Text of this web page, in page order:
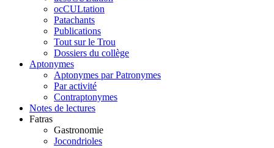
ocCULtation
Patachants
Publications
Tout sur le Trou
Dossiers du collège
Aptonymes
Aptonymes par Patronymes
Par activité
Contraptonymes
Notes de lectures
Fatras
Gastronomie
Jocondrioles